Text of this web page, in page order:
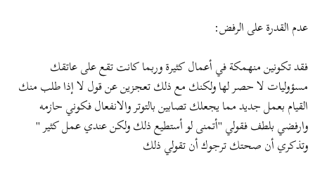
عدم القدرة على الرفض:
فقد تكونين منهمكة في أعمال كثيرة وربما كانت تقع على عاتقك
مسؤوليات لا حصر لها ولكنك مع ذلك تعجزين عن قول لا إذا طلب منك
القيام بعمل جديد مما يجعلك تصابين بالتوتر والانفعال فكوني حازمه
وارفضي بلطف فقولي "أتمنى لو أستطيع ذلك ولكن عندي عمل كثير "
وتذكري أن صحتك ترجوك أن تقولي ذلك